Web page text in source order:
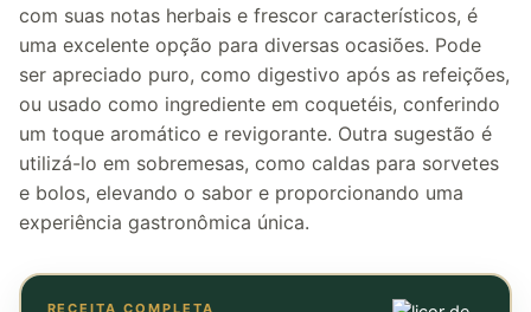
com suas notas herbais e frescor característicos, é
uma excelente opção para diversas ocasiões. Pode
ser apreciado puro, como digestivo após as refeições,
ou usado como ingrediente em coquetéis, conferindo
um toque aromático e revigorante. Outra sugestão é
utilizá-lo em sobremesas, como caldas para sorvetes
e bolos, elevando o sabor e proporcionando uma
experiência gastronômica única.
RECEITA COMPLETA